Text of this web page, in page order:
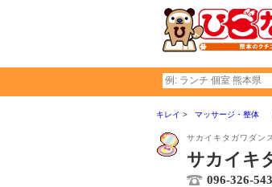
キレイ マッサージ・整体
サカイキタガワダン
サカイキ
096-326-